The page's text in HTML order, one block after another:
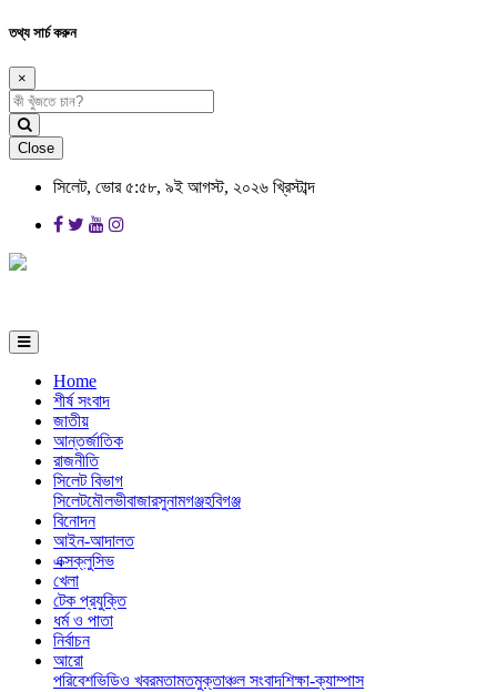
তথ্য সার্চ করুন
×
Close
সিলেট, ভোর ৫:৫৮, ৯ই আগস্ট, ২০২৬ খ্রিস্টাব্দ
Home
শীর্ষ সংবাদ
জাতীয়
আন্তর্জাতিক
রাজনীতি
সিলেট বিভাগ
সিলেটমৌলভীবাজারসুনামগঞ্জহবিগঞ্জ
বিনোদন
আইন-আদালত
এক্সক্লুসিভ
খেলা
টেক প্রযুক্তি
ধর্ম ও পাতা
নির্বাচন
আরো
পরিবেশভিডিও খবরমতামতমুক্তাঞ্চল সংবাদশিক্ষা-ক্যাম্পাস